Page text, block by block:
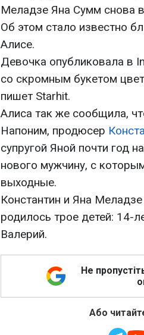
Меладзе Яна Сумм снова
Об этом стало известно
Алисе.
Девочка опубликовала в
со скромным букетом
пишет Starhit.
Алиса так же сообщила,
Напоним, продюсер
супругой Яной почти год
нового мужчину, с
выходные.
Константин и Яна
родилось трое детей: 14-
Валерий.
Не
Або